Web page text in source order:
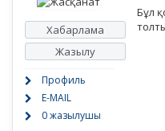
Хабарлама
Жазылу
Профиль
E-MAIL
0 жазылушы
Бұл